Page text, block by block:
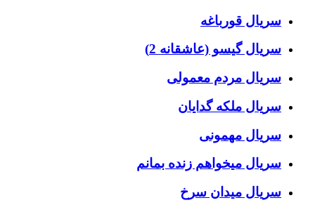
سریال قورباغه
سریال گیسو (عاشقانه 2)
سریال مردم معمولی
سریال ملکه گدایان
سریال مهمونی
سریال میخواهم زنده بمانم
سریال میدان سرخ